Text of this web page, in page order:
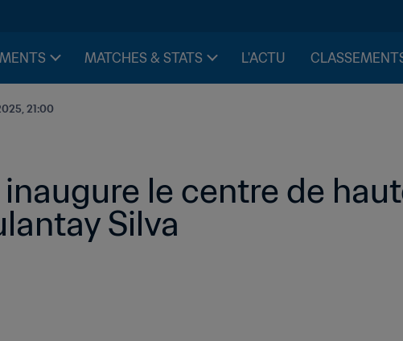
MATCHES & STATS L'ACTU
21:00
inaugure le centre de
Silva